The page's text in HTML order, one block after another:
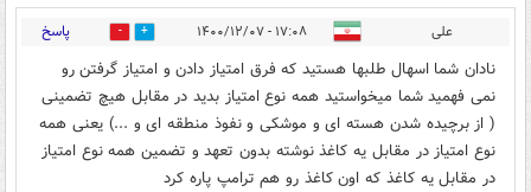
علی ۱۷:۰۸ - ۱۴۰۰/۱۲/۰۷ 1 پاسخ
نادان شما اسهال طلبها هستید که فرق امتیاز دادن و امتیاز گرفتن رو
نمی فهمید شما میخواستید همه نوع امتیاز بدید در مقابل هیچ تضمینی
( از برچیده شدن هسته ای و موشکی و نفوذ منطقه ای و ...) یعنی همه
نوع امتیاز در مقابل یه کاغذ نوشته بدون تعهد و تضمین همه نوع امتیاز
در مقابل یه کاغذ که اون کاغذ رو هم ترامپ پاره کرد